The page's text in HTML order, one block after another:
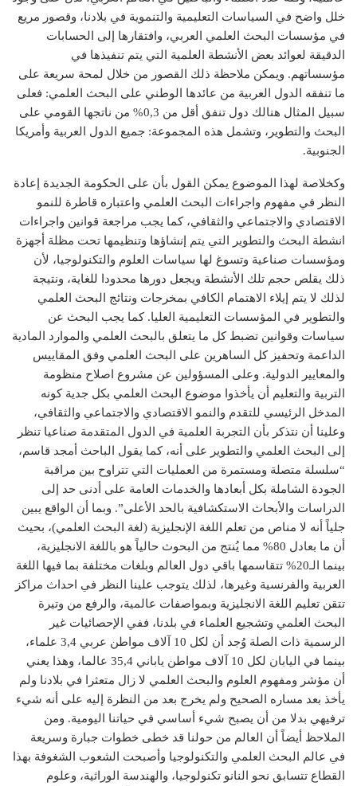
خلل واضح في السياسات التعليمية والتنموية في بلادنا، وقصور مريع
في مؤسسات البحث العلمي العربي، وافتقارها إلى الحسابات
الدقيقة لعوائد بعض الأنشطة العلمية التي يتم تنفيذها في
مؤسساتهم. ويمكن ملاحظة ذلك القصور من خلال لمحة سريعة على
ما تنفقه الدول العربية من عائدها الوطني على البحث العلمي: فعلى
سبيل المثال هنالك دول تنفق أقل من 0,3% من ناتجها القومي على
البحث والتطوير، وتشمل هذه المجموعة: جميع الدول العربية وأمريكا
الجنوبية.
وكخلاصة لهذا الموضوع يمكن القول بأن على الحكومة الجديدة إعادة
النظر في مفهوم واجراءات البحث العلمي واعتباره قاطرة للنمو
الاقتصادي والاجتماعي والثقافي، كما يجب مراجعة قوانين واجراءات
انشطة البحث والتطوير التي يتم إنشاؤها وتنظيمها تحت مظلة أجهزة
ومؤسسات صناعية وتسوغ لها سياسات العلوم والتكنولوجيا، لأن
ذلك يقلص حجم تلك الأنشطة ويجعل دورها محدودا للغاية، ونتيجة
لذلك لا يتم إيلاء الاهتمام الكافي بمخرجات ونتائج البحث العلمي
والتطوير في المؤسسات التعليمية العليا. كما يجب البحث عن
سياسات وقوانين تضبط كل ما يتعلق بالبحث العلمي والموارد المادية
الداعمة وتحفيز كل الساهرين على البحث العلمي وفق المقاييس
والمعايير الدولية. وعلى المسؤولين عن مشروع اصلاح منظومة
التربية والتعليم أن يأخذوا موضوع البحث العلمي بكل جدية كونه
المدخل الرئيسي للتقدم والنمو الاقتصادي والاجتماعي والثقافي،
وعلينا أن نتذكر بأن التجربة العلمية في الدول المتقدمة صناعيا تنظر
إلى البحث العلمي والتطوير على أنه، كما يقول الباحث أمجد قاسم،
“سلسلة متصلة ومستمرة من العمليات التي تتراوح بين مراقبة
الجودة الشاملة بكل أبعادها والخدمات العامة على أدنى حد إلى
الدراسات والأبحاث الاستكشافية بالحد الأعلى”. وبما أن الواقع يبين
جلياً أنه لا مناص من تعلم اللغة الإنجليزية (لغة البحث العلمي)، بحيث
أن ما بعادل 80% مما يُنتج من البحوث حالياً هو باللغة الانجليزية،
بينما الـ20% تتقاسمها باقي دول العالم وبلغات مختلفة بما فيها اللغة
العربية والفرنسية وغيرها، لذلك يتوجب علينا النظر في احداث مراكز
تتقن تعليم اللغة الانجليزية وبمواصفات عالمية، والرفع من وتيرة
البحث العلمي وتشجيع العلماء في بلدنا، ففي الإحصائيات غير
الرسمية ذات الصلة وُجد أن لكل 10 آلاف مواطن عربي 3,4 علماء،
بينما في اليابان لكل 10 آلاف مواطن ياباني 35,4 عالما، وهذا يعني
أن مؤشر ومفهوم العلوم والبحث العلمي لا زال متعثرا في بلادنا ولم
يأخذ بعد مساره الصحيح ولم يخرج بعد من النظرة إليه على أنه شيء
ترفيهي بدلا من أن يصبح شيء أساسي في حياتنا اليومية. ومن
الملاحظ أيضاً أن العالم من حولنا قد خطى خطوات جبارة وسريعة
في عالم البحث العلمي والتكنولوجيا وأصبحت الشعوب الشغوفة بهذا
القطاع تتسابق نحو النانو تكنولوجيا، والهندسة الوراثية، وعلوم